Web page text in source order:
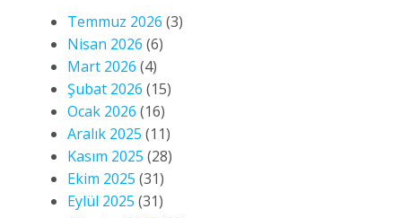
Temmuz 2026 (3)
Nisan 2026 (6)
Mart 2026 (4)
Şubat 2026 (15)
Ocak 2026 (16)
Aralık 2025 (11)
Kasım 2025 (28)
Ekim 2025 (31)
Eylül 2025 (31)